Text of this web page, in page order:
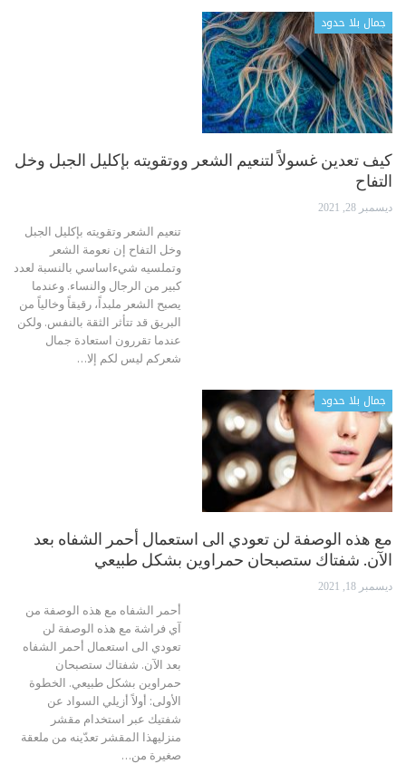
جمال بلا حدود
كيف تعدين غسولاً لتنعيم الشعر ووتقويته بإكليل الجبل وخل
التفاح
ديسمبر 28, 2021
تنعيم الشعر وتقويته بإكليل الجبل
وخل التفاح إن نعومة الشعر
وتملسيه شيءاساسي بالنسبة لعدد
كبير من الرجال والنساء. وعندما
يصبح الشعر ملبداً، رقيقاً وخالياً من
البريق قد تتأثر الثقة بالنفس. ولكن
عندما تقررون استعادة جمال
شعركم ليس لكم إلا…
جمال بلا حدود
مع هذه الوصفة لن تعودي الى استعمال أحمر الشفاه بعد
الآن. شفتاك ستصبحان حمراوين بشكل طبيعي
ديسمبر 18, 2021
أحمر الشفاه مع هذه الوصفة من
آي فراشة مع هذه الوصفة لن
تعودي الى استعمال أحمر الشفاه
بعد الآن. شفتاك ستصبحان
حمراوين بشكل طبيعي. الخطوة
الأولى: أولاً أزيلي السواد عن
شفتيك عبر استخدام مقشر
منزليهذا المقشر تعدّينه من ملعقة
صغيرة من…